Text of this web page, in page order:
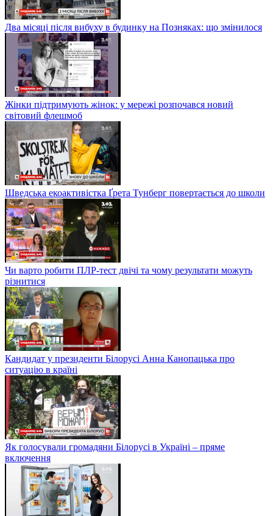
Два місяці після вибуху в будинку на Позняках: що змінилося
Жінки підтримують жінок: у мережі розпочався новий
світовий флешмоб
Шведська екоактивістка Ґрета Тунберг повертається до школи
Чи варто робити ПЛР-тест двічі та чому результати можуть
різнитися
Кандидат у президенти Білорусі Анна Канопацька про
ситуацію в країні
Як голосували громадяни Білорусі в Україні – пряме
включення